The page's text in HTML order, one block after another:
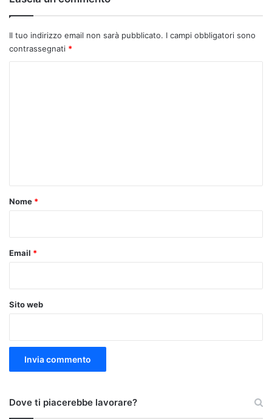
Il tuo indirizzo email non sarà pubblicato. I campi obbligatori sono
contrassegnati *
o
Nome *
Email *
Sito web
Dove ti piacerebbe lavorare?